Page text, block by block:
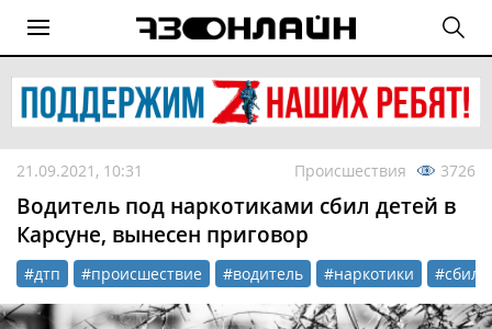
21.09.2021, 10:31 Происшествия 3726
Водитель под наркотиками сбил детей в
Карсуне, вынесен приговор
#дтп #происшествие #водитель #наркотики #сбил